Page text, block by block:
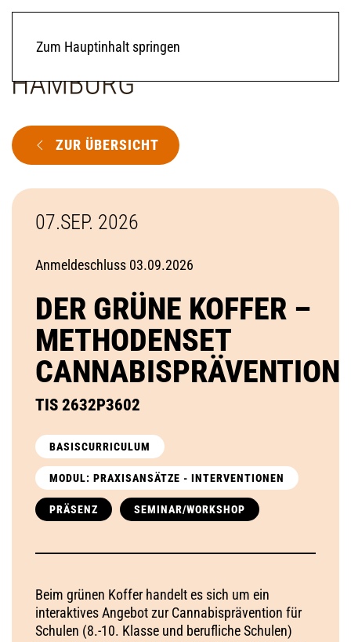
Zum Hauptinhalt springen
ZUR ÜBERSICHT
07.SEP. 2026
Anmeldeschluss 03.09.2026
DER GRÜNE KOFFER –
METHODENSET
CANNABISPRÄVENTION
TIS 2632P3602
BASISCURRICULUM
MODUL: PRAXISANSÄTZE - INTERVENTIONEN
PRÄSENZ SEMINAR/WORKSHOP
Beim grünen Koffer handelt es sich um ein
interaktives Angebot zur Cannabisprävention für
Schulen (8.-10. Klasse und berufliche Schulen)